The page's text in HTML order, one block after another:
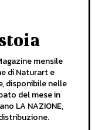
mensile
di Naturart e
disponibile nelle
del mese in
LA NAZIONE,